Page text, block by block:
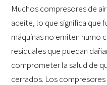
Muchos compresores de
aceite, lo que significa que
máquinas no emiten humo
residuales que puedan
comprometer la salud de
cerrados. Los